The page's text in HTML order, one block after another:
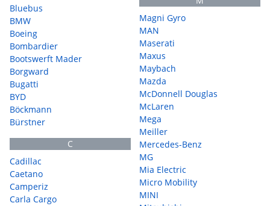
Bluebus
BMW
Boeing
Bombardier
Bootswerft Mader
Borgward
Bugatti
BYD
Böckmann
Bürstner
C
Cadillac
Caetano
Camperiz
Carla Cargo
Magni Gyro
MAN
Maserati
Maxus
Maybach
Mazda
McDonnell Douglas
McLaren
Mega
Meiller
Mercedes-Benz
MG
Mia Electric
Micro Mobility
MINI